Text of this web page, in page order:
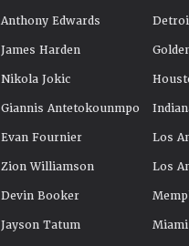
Anthony Edwards
James Harden
Nikola Jokic
Giannis Antetokounmpo
Evan Fournier
Zion Williamson
Devin Booker
Jayson Tatum
Los
Los